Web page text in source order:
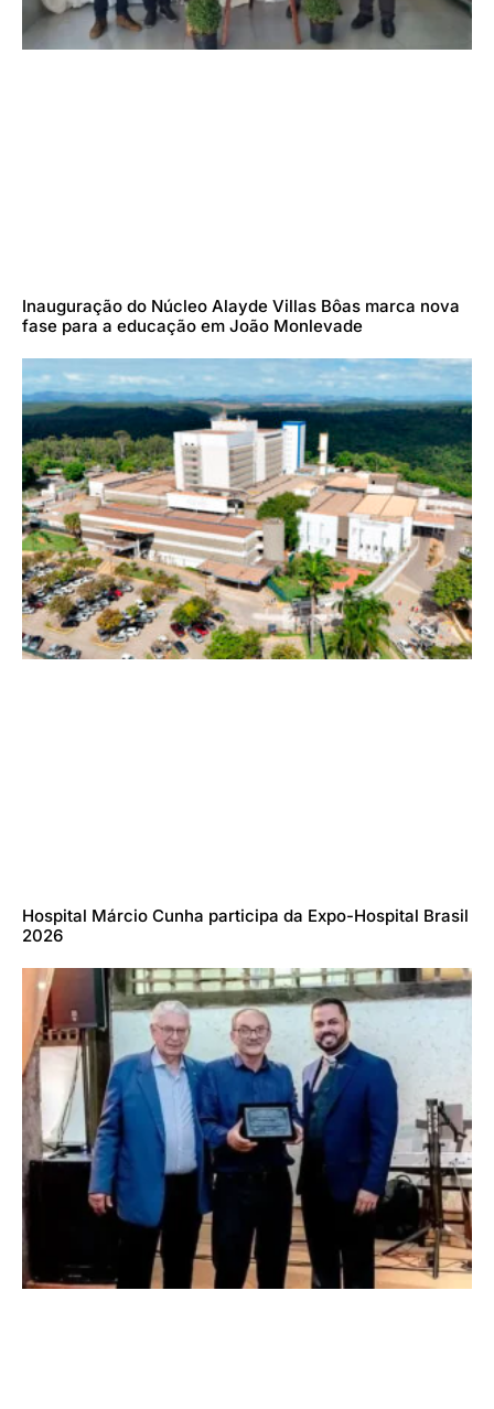
Inauguração do Núcleo Alayde Villas Bôas marca nova
fase para a educação em João Monlevade
Hospital Márcio Cunha participa da Expo-Hospital Brasil
2026